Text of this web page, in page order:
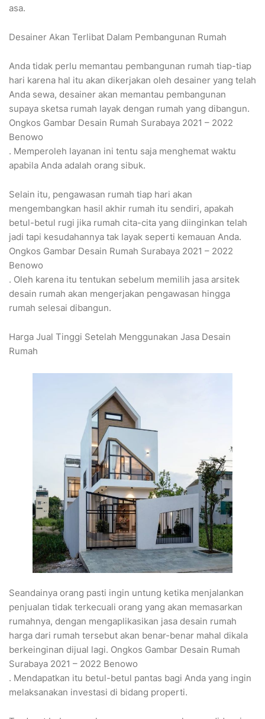
asa.
Desainer Akan Terlibat Dalam Pembangunan Rumah
Anda tidak perlu memantau pembangunan rumah tiap-tiap
hari karena hal itu akan dikerjakan oleh desainer yang telah
Anda sewa, desainer akan memantau pembangunan
supaya sketsa rumah layak dengan rumah yang dibangun.
Ongkos Gambar Desain Rumah Surabaya 2021 – 2022
Benowo
. Memperoleh layanan ini tentu saja menghemat waktu
apabila Anda adalah orang sibuk.
Selain itu, pengawasan rumah tiap hari akan
mengembangkan hasil akhir rumah itu sendiri, apakah
betul-betul rugi jika rumah cita-cita yang diinginkan telah
jadi tapi kesudahannya tak layak seperti kemauan Anda.
Ongkos Gambar Desain Rumah Surabaya 2021 – 2022
Benowo
. Oleh karena itu tentukan sebelum memilih jasa arsitek
desain rumah akan mengerjakan pengawasan hingga
rumah selesai dibangun.
Harga Jual Tinggi Setelah Menggunakan Jasa Desain
Rumah
Seandainya orang pasti ingin untung ketika menjalankan
penjualan tidak terkecuali orang yang akan memasarkan
rumahnya, dengan mengaplikasikan jasa desain rumah
harga dari rumah tersebut akan benar-benar mahal dikala
berkeinginan dijual lagi. Ongkos Gambar Desain Rumah
Surabaya 2021 – 2022 Benowo
. Mendapatkan itu betul-betul pantas bagi Anda yang ingin
melaksanakan investasi di bidang properti.